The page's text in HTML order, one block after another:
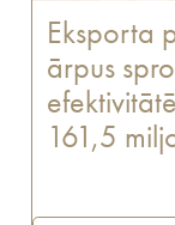
Eksporta
ārpus
161,5